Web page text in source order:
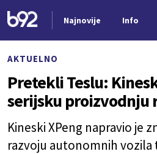
Najnovije Info
AKTUELNO
Pretekli Teslu:
serijsku proizvodnju
Kineski XPeng napravio je
razvoju autonomnih vozila